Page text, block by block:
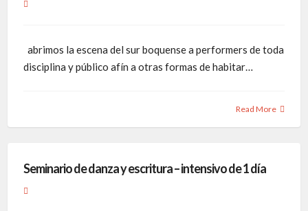
abrimos la escena del sur boquense a performers de toda
disciplina y público afín a otras formas de habitar…
Read More
Seminario de danza y escritura – intensivo de 1 día